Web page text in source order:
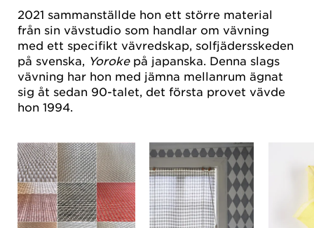
2021 sammanställde hon ett större material
från sin vävstudio som handlar om vävning
med ett specifikt vävredskap, solfjädersskeden
på svenska, Yoroke på japanska. Denna slags
vävning har hon med jämna mellanrum ägnat
sig åt sedan 90-talet, det första provet vävde
hon 1994.